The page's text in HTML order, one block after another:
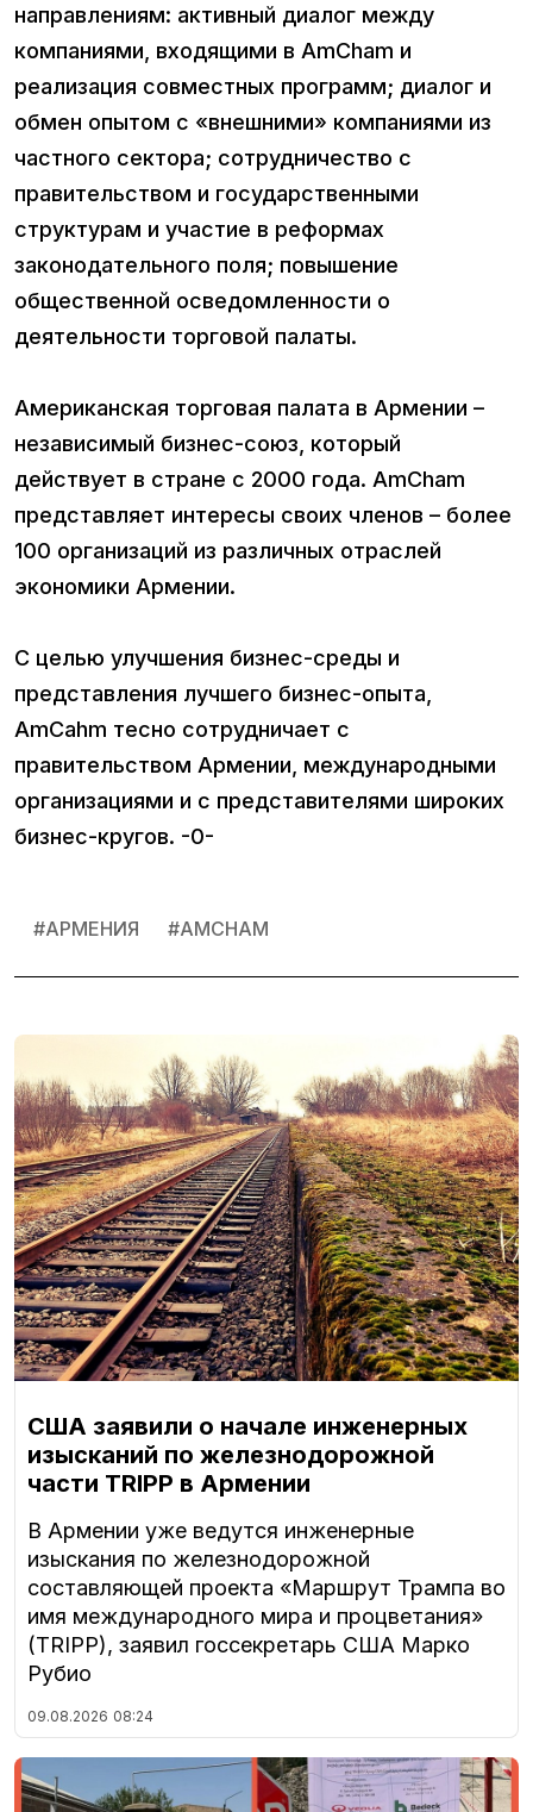
направлениям: активный диалог между
компаниями, входящими в AmCham и
реализация совместных программ; диалог и
обмен опытом с «внешними» компаниями из
частного сектора; сотрудничество с
правительством и государственными
структурам и участие в реформах
законодательного поля; повышение
общественной осведомленности о
деятельности торговой палаты.
Американская торговая палата в Армении –
независимый бизнес-союз, который
действует в стране с 2000 года. AmCham
представляет интересы своих членов – более
100 организаций из различных отраслей
экономики Армении.
С целью улучшения бизнес-среды и
представления лучшего бизнес-опыта,
AmCahm тесно сотрудничает с
правительством Армении, международными
организациями и с представителями широких
бизнес-кругов. -0-
#АРМЕНИЯ #AMCHAM
США заявили о начале инженерных
изысканий по железнодорожной
части TRIPP в Армении
В Армении уже ведутся инженерные
изыскания по железнодорожной
составляющей проекта «Маршрут Трампа во
имя международного мира и процветания»
(TRIPP), заявил госсекретарь США Марко
Рубио
09.08.2026 08:24